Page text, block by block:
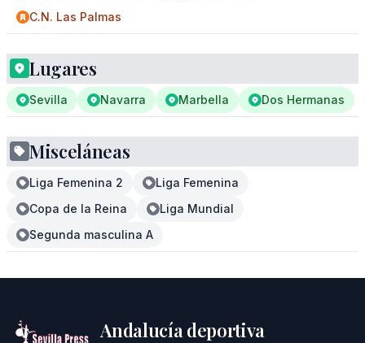
C.N. Las Palmas
Lugares
Sevilla Navarra Marbella Dos Hermanas
Misceláneas
Liga Femenina 2
Liga Femenina
Copa de la Reina
Liga Mundial
Segunda masculina A
Andalucía deportiva